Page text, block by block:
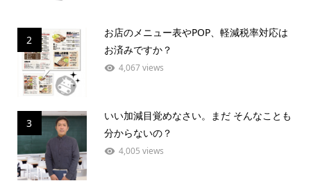
2
お店のメニュー表やPOP、軽減税率対応は
お済みですか？
4,067 views
3
いい加減目覚めなさい。まだ そんなことも
分からないの？
4,005 views